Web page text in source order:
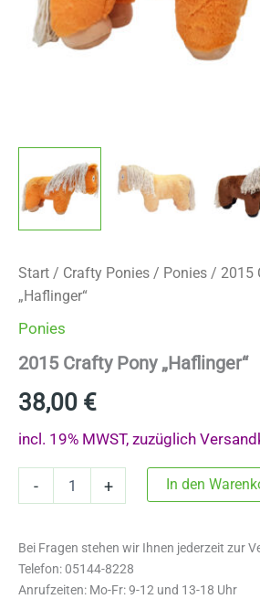
Start / Crafty Ponies / Ponies / 2015
„Haflinger“
Ponies
2015 Crafty Pony „Haflinger“
38,00 €
incl. 19% MWST, zuzüglich
-
Menge
+ In den
Bei Fragen stehen wir Ihnen jederzeit zur
Telefon: 05144-8228
Anrufzeiten: Mo-Fr: 9-12 und 13-18 Uhr